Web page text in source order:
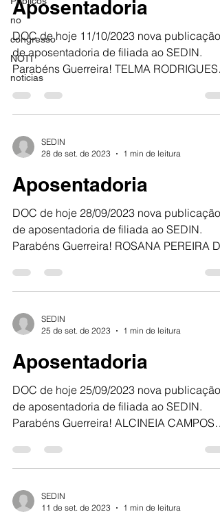
no
congresso
NOTI
noticias
Aposentadoria
DOC de hoje 11/10/2023 nova publicação
de aposentadoria de filiada ao SEDIN.
Parabéns Guerreira! TELMA RODRIGUES
DE OLIVEIRA SEDIN 100%...
SEDIN
28 de set. de 2023
1 min de leitura
Aposentadoria
DOC de hoje 28/09/2023 nova publicação
de aposentadoria de filiada ao SEDIN.
Parabéns Guerreira! ROSANA PEREIRA DE
SEDIN
25 de set. de 2023
1 min de leitura
Aposentadoria
DOC de hoje 25/09/2023 nova publicação
de aposentadoria de filiada ao SEDIN.
Parabéns Guerreira! ALCINEIA CAMPOS
SEDIN
11 de set. de 2023
1 min de leitura